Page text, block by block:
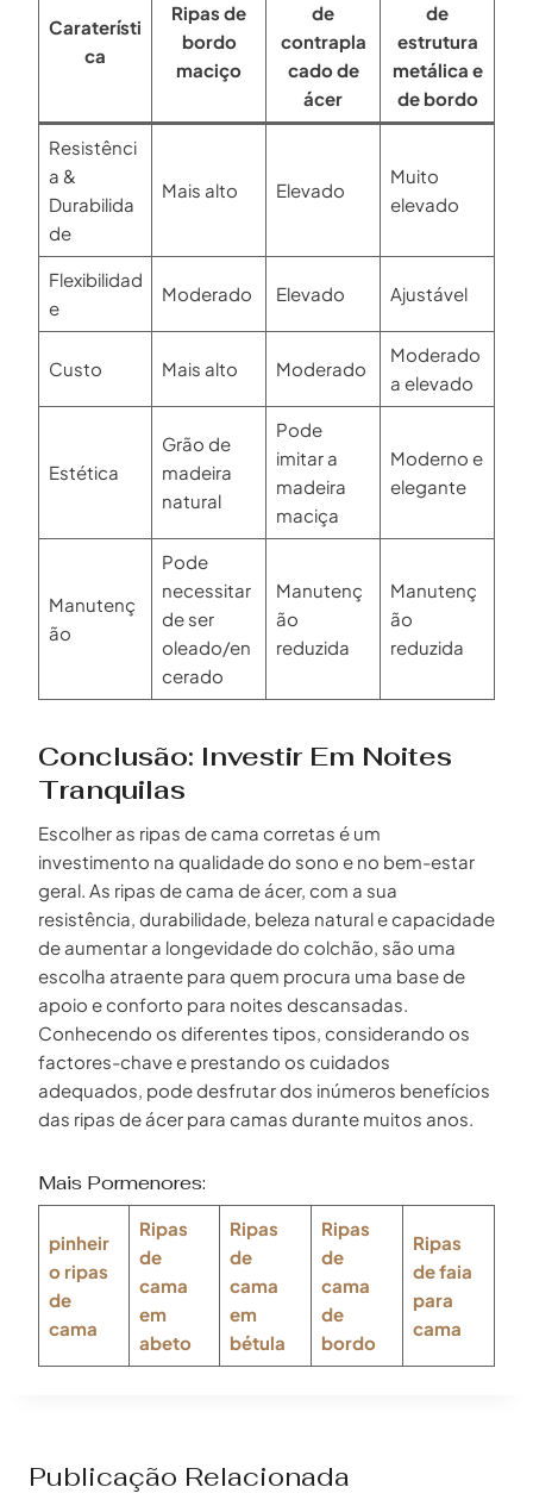
Caraterísti
ca
Ripas de
bordo
maciço
de
contrapla
cado de
ácer
de
estrutura
metálica e
de bordo
Resistênci
a &
Durabilida
de
Mais alto Elevado
Muito
elevado
Flexibilidad
e
Moderado Elevado Ajustável
Custo Mais alto Moderado
Moderado
a elevado
Estética
Grão de
madeira
natural
Pode
imitar a
madeira
maciça
Moderno e
elegante
Manutenç
ão
Pode
necessitar
de ser
oleado/en
cerado
Manutenç
ão
reduzida
Manutenç
ão
reduzida
Conclusão: Investir Em Noites
Tranquilas
Escolher as ripas de cama corretas é um
investimento na qualidade do sono e no bem-estar
geral. As ripas de cama de ácer, com a sua
resistência, durabilidade, beleza natural e capacidade
de aumentar a longevidade do colchão, são uma
escolha atraente para quem procura uma base de
apoio e conforto para noites descansadas.
Conhecendo os diferentes tipos, considerando os
factores-chave e prestando os cuidados
adequados, pode desfrutar dos inúmeros benefícios
das ripas de ácer para camas durante muitos anos.
Mais Pormenores:
pinheir
o ripas
de
cama
Ripas
de
cama
em
abeto
Ripas
de
cama
em
bétula
Ripas
de
cama
de
bordo
Ripas
de faia
para
cama
Publicação Relacionada